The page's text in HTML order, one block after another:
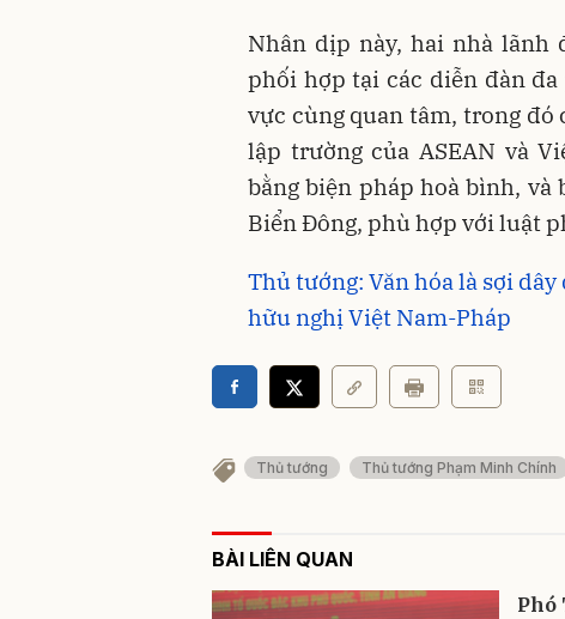
Nhân dịp này, hai nhà lãnh
phối hợp tại các diễn đàn
vực cùng quan tâm, trong đó
lập trường của ASEAN và
bằng biện pháp hoà bình, và
Biển Đông, phù hợp với luật
Thủ tướng: Văn hóa là sợi
hữu nghị Việt Nam-Pháp
Thủ tướng Thủ tướng Phạm Minh Chính
BÀI LIÊN QUAN
Phó